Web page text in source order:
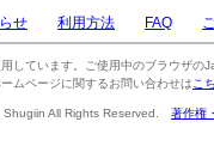
せ 利用方法 FAQ
しています。ご使用中のブラウザの
ームページに関するお問い合わせは こ
Shugiin All Rights Reserved. 著作権